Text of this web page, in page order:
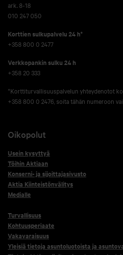
ark. 8-18
010 247 050
Korttien sulkupalvelu 24 h*
+358 800 0 2477
Verkko­pankin sulku 24 h
+358 20 333
*Korttiturvallisuuspalvelun yhteydenotot
+358 800 0 2476, soita tähän numeroon
Oikopolut
Usein kysyttyä
Töihin Aktiaan
Konserni- ja sijoittajasivusto
Aktia Kiinteistönvälitys
Medialle
Turvallisuus
Kohtuusperiaate
Vakavaraisuus
Yleisiä tietoja asuntoluotoista ja